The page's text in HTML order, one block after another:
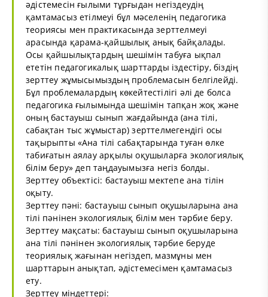
әдістемесін ғылыми тұрғыдан негіздеудің
қамтамасыз етілмеуі бұл мәселенің педагогика
теориясы мен практикасында зерттелмеуі
арасында қарама-қайшылық анық байқалады.
Осы қайшылықтардың шешімін табуға ықпал
ететін педагогикалық шарттарды іздестіру, біздің
зерттеу жұмысымыздың проблемасын белгілейді.
Бұл проблемалардың көкейтестілігі әлі де болса
педагогика ғылымында шешімін тапқан жоқ және
оның бастауыш сынып жағдайында (ана тілі,
сабақтан тыс жұмыстар) зерттелмегендігі осы
тақырыпты «Ана тілі сабақтарында туған өлке
табиғатын аялау арқылы оқушыларға экологиялық
білім беру» деп таңдауымызға негіз болды.
Зерттеу объектісі: бастауыш мектепе ана тілін
оқыту.
Зерттеу пәні: бастауыш сынып оқушыларына ана
тілі пәнінен экологиялық білім мен тәрбие беру.
Зерттеу мақсаты: бастауыш сынып оқушыларына
ана тілі пәнінен экологиялық тәрбие беруде
теориялық жағынан негіздеп, мазмұны мен
шарттарын анықтап, әдістемесімен қамтамасыз
ету.
Зерттеу міндеттері: